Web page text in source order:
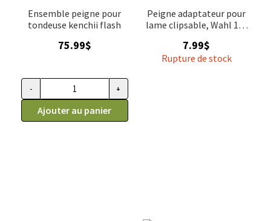
Ensemble peigne pour
tondeuse kenchii flash
75.99$
quantité de ENSEMBLE PEIGNE FLASH5 KENCHII
- +
Ajouter au panier
Peigne adaptateur pour
lame clipsable, Wahl 1/4
7.99$
Rupture de stock